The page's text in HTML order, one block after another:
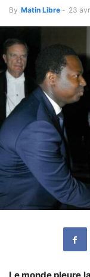
By Matin Libre - 23